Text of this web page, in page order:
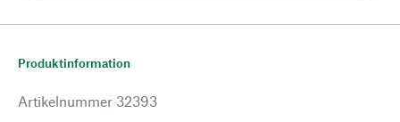
Produktinformation
Artikelnummer 32393